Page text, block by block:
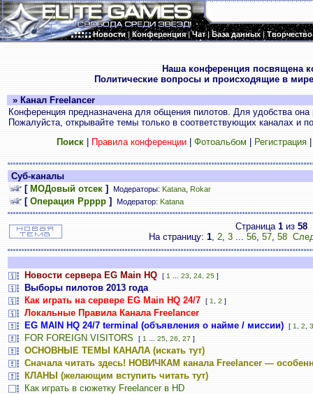
Новости|Конференция|Чат|База данных|Творчество
Наша конференция посвящена
Политические вопросы и происходящие в
» Канал Freelancer
Конференция предназначена для общения пилотов. Для удобства
Пожалуйста, открывайте темы только в соответствующих каналах и
Поиск| Правила конференции| Фотоальбом Регистрация
Суб-каналы
[ МОДовый отсек ] Модераторы: Katana Rokar
[ Операция Ррррр ] Модератор: Katana
Страница 1из 58
На страницу: 1, 2, 3 ... 56, 57, 58
Новости сервера EG Main HQ [ 1 23 24 25 ]
Выборы пилотов 2013 года
Как играть на сервере EG Main HQ 24/7
[ 1 2 ]
Локальные Правила Канала Freelancer
EG MAIN HQ 24/7 terminal (объявления о найме / миссии)
[ 1 2 3
FOR FOREIGN VISITORS [ 1 25 26 27 ]
ОСНОВНЫЕ ТЕМЫ КАНАЛА (искать тут)
Сначала читать здесь! НОВИЧКАМ канала Freelancer —
КЛАНЫ (желающим вступить читать тут)
Как играть в сюжетку Freelancer в HD